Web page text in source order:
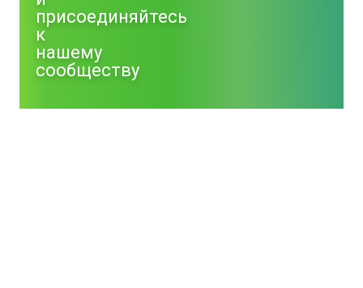
присоединяйтесь
к
нашему
сообществу